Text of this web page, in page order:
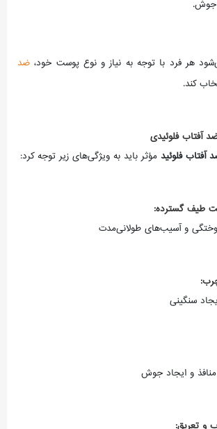
جوش.
هر فرد با توجه به نیاز و نوع پوست خود، ضد
کند.
آفتاب فلوئیدی
آفتاب فلوئید مؤثر باید به ویژگی‌های زیر توجه کرد:
و آسیب‌های طولانی‌مدت
سنگینی
منافذ و ایجاد جوش